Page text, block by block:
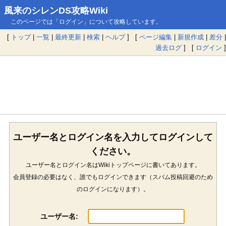
風来のシレンDS攻略Wiki
このページでは「ログイン」について攻略しています。
[ トップ| 一覧 | 最終更新 | 検索 | ヘルプ] [ ページ編集 | 新規作成 | 差分 |
過去ログ ] [ ログイン ]
ユーザー名とログイン名を入力してログインして
ください。
ユーザー名とログイン名はWikiトップページに書いてあります。
会員登録の必要はなく、誰でもログインできます（スパム投稿回避のため
のログインになります）。
ユーザー名: